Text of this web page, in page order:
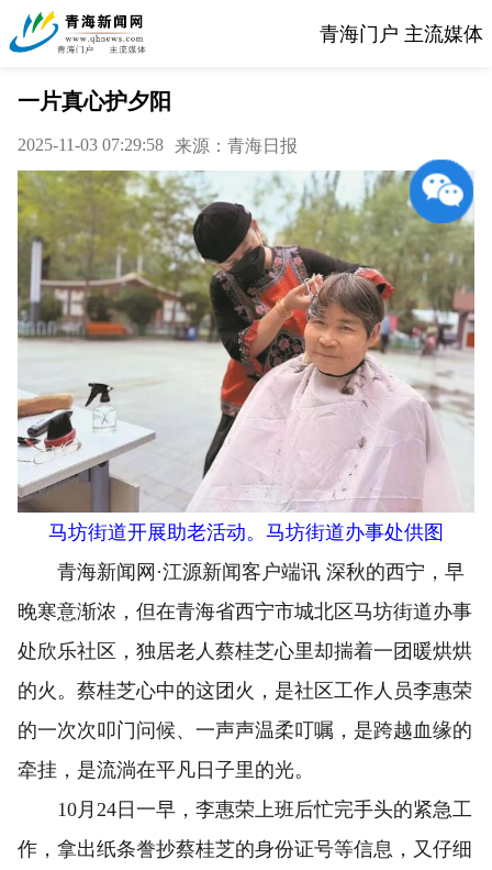
青海门户 主流媒体
一片真心护夕阳
2025-11-03 07:29:58 来源：青海日报
马坊街道开展助老活动。马坊街道办事处供图
青海新闻网·江源新闻客户端讯 深秋的西宁，早
晚寒意渐浓，但在青海省西宁市城北区马坊街道办事
处欣乐社区，独居老人蔡桂芝心里却揣着一团暖烘烘
的火。蔡桂芝心中的这团火，是社区工作人员李惠荣
的一次次叩门问候、一声声温柔叮嘱，是跨越血缘的
牵挂，是流淌在平凡日子里的光。
10月24日一早，李惠荣上班后忙完手头的紧急工
作，拿出纸条誊抄蔡桂芝的身份证号等信息，又仔细